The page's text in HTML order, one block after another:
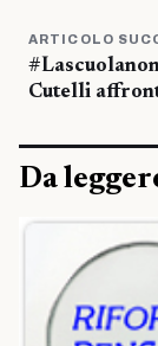
ARTICOLO
Cutelli
Da